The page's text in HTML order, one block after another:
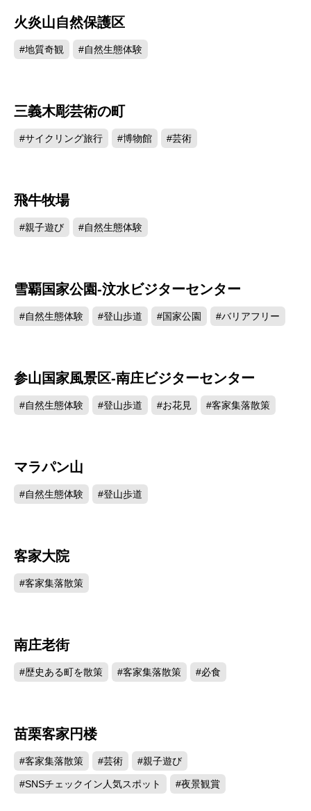
火炎山自然保護区
#地質奇観 #自然生態体験
三義木彫芸術の町
#サイクリング旅行 #博物館 #芸術
飛牛牧場
#親子遊び #自然生態体験
32454
雪覇国家公園-汶水ビジターセンター
#自然生態体験 #登山歩道 #国家公園 #バリアフリー
29885
参山国家風景区-南庄ビジターセンター
#自然生態体験 #登山歩道 #お花見 #客家集落散策
マラパン山
#自然生態体験 #登山歩道
客家大院
#客家集落散策
南庄老街
#歴史ある町を散策 #客家集落散策 #必食
苗栗客家円楼
#客家集落散策 #芸術 #親子遊び
#SNSチェックイン人気スポット #夜景観賞